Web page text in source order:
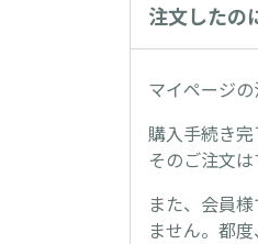
注文したの
マイページ
購入手続き
そのご注文
また、会員
ません。都